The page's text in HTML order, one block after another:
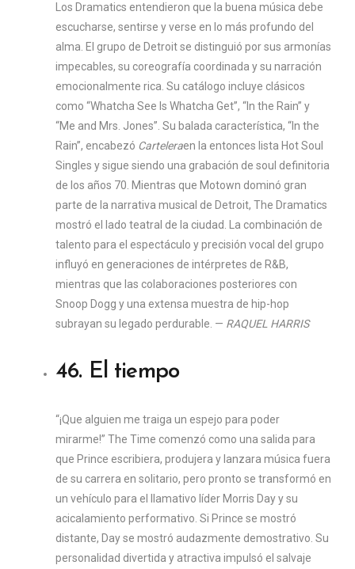
Los Dramatics entendieron que la buena música debe
escucharse, sentirse y verse en lo más profundo del
alma. El grupo de Detroit se distinguió por sus armonías
impecables, su coreografía coordinada y su narración
emocionalmente rica. Su catálogo incluye clásicos
como “Whatcha See Is Whatcha Get”, “In the Rain” y
“Me and Mrs. Jones”. Su balada característica, “In the
Rain”, encabezó Carteleraen la entonces lista Hot Soul
Singles y sigue siendo una grabación de soul definitoria
de los años 70. Mientras que Motown dominó gran
parte de la narrativa musical de Detroit, The Dramatics
mostró el lado teatral de la ciudad. La combinación de
talento para el espectáculo y precisión vocal del grupo
influyó en generaciones de intérpretes de R&B,
mientras que las colaboraciones posteriores con
Snoop Dogg y una extensa muestra de hip-hop
subrayan su legado perdurable. — RAQUEL HARRIS
46. ​​El tiempo
“¡Que alguien me traiga un espejo para poder
mirarme!” The Time comenzó como una salida para
que Prince escribiera, produjera y lanzara música fuera
de su carrera en solitario, pero pronto se transformó en
un vehículo para el llamativo líder Morris Day y su
acicalamiento performativo. Si Prince se mostró
distante, Day se mostró audazmente demostrativo. Su
personalidad divertida y atractiva impulsó el salvaje